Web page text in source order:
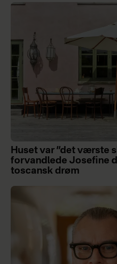
Huset var ”det værste
forvandlede Josefine
toscansk drøm